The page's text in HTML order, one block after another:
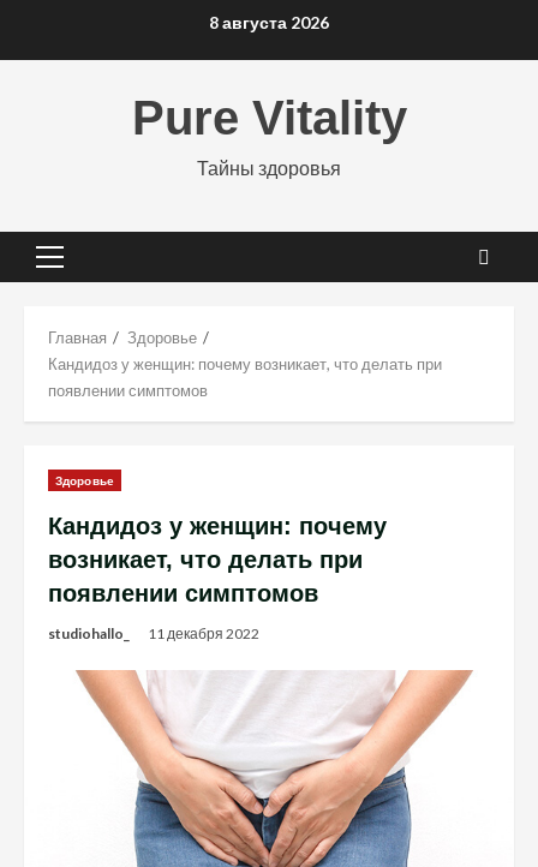
8 августа 2026
Pure Vitality
Тайны здоровья
Основное
Главная
Здоровье
Кандидоз у женщин: почему возникает, что делать при
появлении симптомов
Здоровье
Кандидоз у женщин: почему
возникает, что делать при
появлении симптомов
studiohallo_ 11 декабря 2022